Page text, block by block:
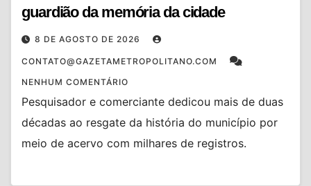
guardião da memória da cidade
8 DE AGOSTO DE 2026
CONTATO@GAZETAMETROPOLITANO.COM
NENHUM COMENTÁRIO
Pesquisador e comerciante dedicou mais de duas
décadas ao resgate da história do município por
meio de acervo com milhares de registros.